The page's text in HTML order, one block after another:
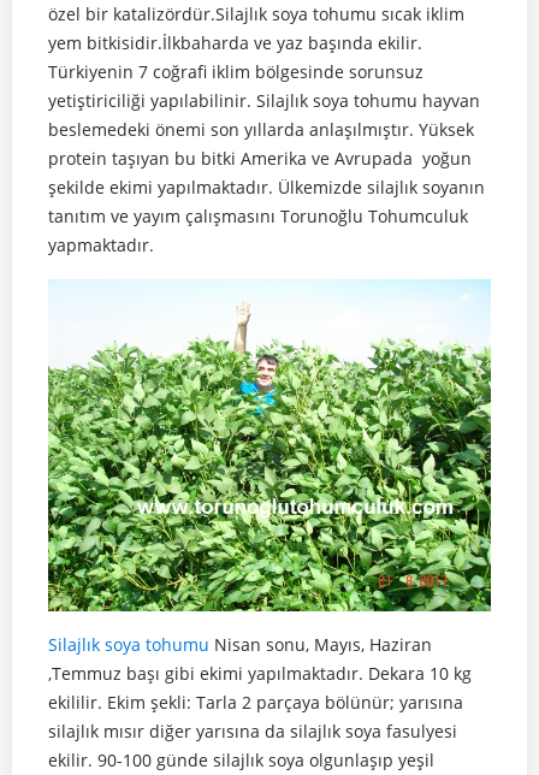
özel bir katalizördür.Silajlık soya tohumu sıcak iklim
yem bitkisidir.İlkbaharda ve yaz başında ekilir.
Türkiyenin 7 coğrafi iklim bölgesinde sorunsuz
yetiştiriciliği yapılabilinir. Silajlık soya tohumu hayvan
beslemedeki önemi son yıllarda anlaşılmıştır. Yüksek
protein taşıyan bu bitki Amerika ve Avrupada yoğun
şekilde ekimi yapılmaktadır. Ülkemizde silajlık soyanın
tanıtım ve yayım çalışmasını Torunoğlu Tohumculuk
yapmaktadır.
Silajlık soya tohumu Nisan sonu, Mayıs, Haziran
,Temmuz başı gibi ekimi yapılmaktadır. Dekara 10 kg
ekililir. Ekim şekli: Tarla 2 parçaya bölünür; yarısına
silajlık mısır diğer yarısına da silajlık soya fasulyesi
ekilir. 90-100 günde silajlık soya olgunlaşıp yeşil